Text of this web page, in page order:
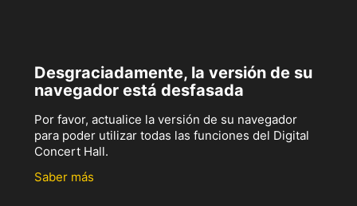
Desgraciadamente, la versión de su
navegador está desfasada
Por favor, actualice la versión de su navegador
para poder utilizar todas las funciones del Digital
Concert Hall.
Saber más